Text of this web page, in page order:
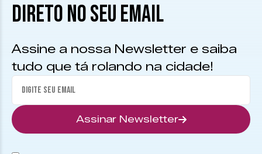
DIRETO NO SEU EMAIL
Assine a nossa Newsletter e saiba
tudo que tá rolando na cidade!
Assinar Newsletter